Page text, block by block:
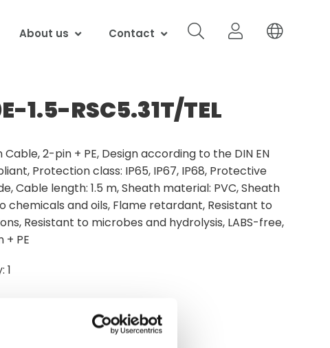
About us Contact
1.5-RSC5.31T/TEL
2-pin + PE, Design according to the DIN EN
Protection class: IP65, IP67, IP68, Protective
Cable length: 1.5 m, Sheath material: PVC, Sheath
chemicals and oils, Flame retardant, Resistant to
Resistant to microbes and hydrolysis, LABS-free,
+ PE
1